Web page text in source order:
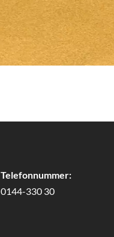
Telefonnummer:
0144-330 30